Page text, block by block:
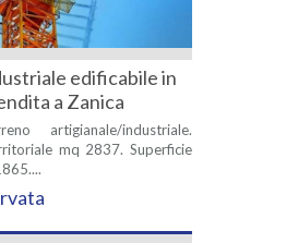
edificabile in
a Zanica
artigianale/industriale.
mq 2837. Superficie